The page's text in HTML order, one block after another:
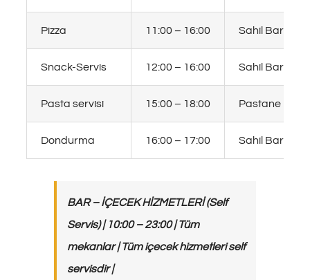
Pizza 11:00 – 16:00 Sahil Bar
Snack-Servis 12:00 – 16:00 Sahil Bar
Pasta servisi 15:00 – 18:00 Pastane
Dondurma 16:00 – 17:00 Sahil Bar
BAR – İÇECEK HİZMETLERİ (Self
Servis) | 10:00 – 23:00 | Tüm
mekanlar | Tüm içecek hizmetleri self
servisdir |